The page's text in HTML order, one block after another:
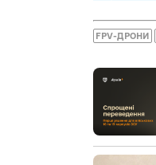
FPV-ДРОНИ